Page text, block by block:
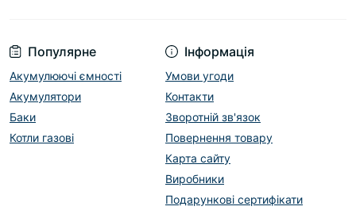
Популярне
Акумулюючі ємності
Акумулятори
Баки
Котли газові
Інформація
Умови угоди
Контакти
Зворотній зв'язок
Повернення товару
Карта сайту
Виробники
Подарункові сертифікати